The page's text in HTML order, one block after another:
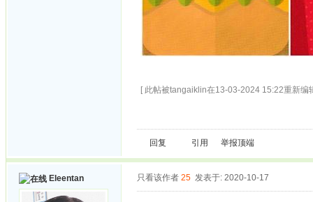
[ 此帖被tangaiklin在13-03-2024 15:22重新编
回复 引用 举报顶端
Eleentan 只看该作者 25 发表于: 2020-10-17